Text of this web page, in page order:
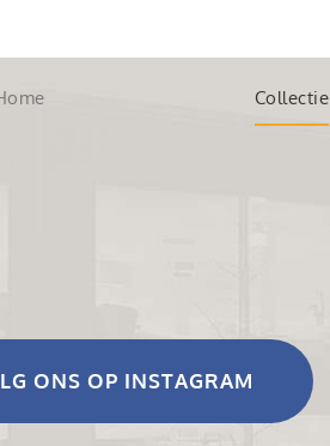
Collectie
ONS OP INSTAGRAM